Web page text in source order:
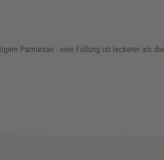
Parmesan - eine Füllung ist leckerer als die